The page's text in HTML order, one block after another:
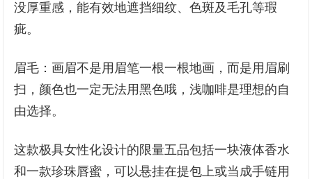
没厚重感，能有效地遮挡细纹、色斑及毛孔等瑕
疵。
眉毛：画眉不是用眉笔一根一根地画，而是用眉刷
扫，颜色也一定无法用黑色哦，浅咖啡是理想的自
由选择。
这款极具女性化设计的限量五品包括一块液体香水
和一款珍珠唇蜜，可以悬挂在提包上或当成手链用